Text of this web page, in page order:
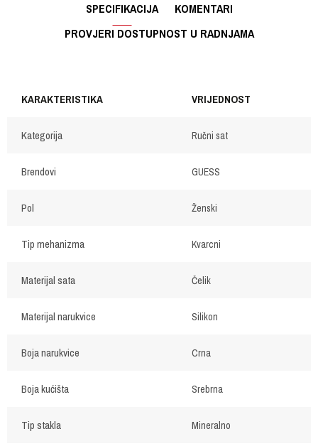
SPECIFIKACIJA
KOMENTARI
PROVJERI DOSTUPNOST U RADNJAMA
KARAKTERISTIKA VRIJEDNOST
Kategorija Ručni sat
Brendovi GUESS
Pol Ženski
Tip mehanizma Kvarcni
Materijal sata Čelik
Materijal narukvice Silikon
Boja narukvice Crna
Boja kućišta Srebrna
Tip stakla Mineralno